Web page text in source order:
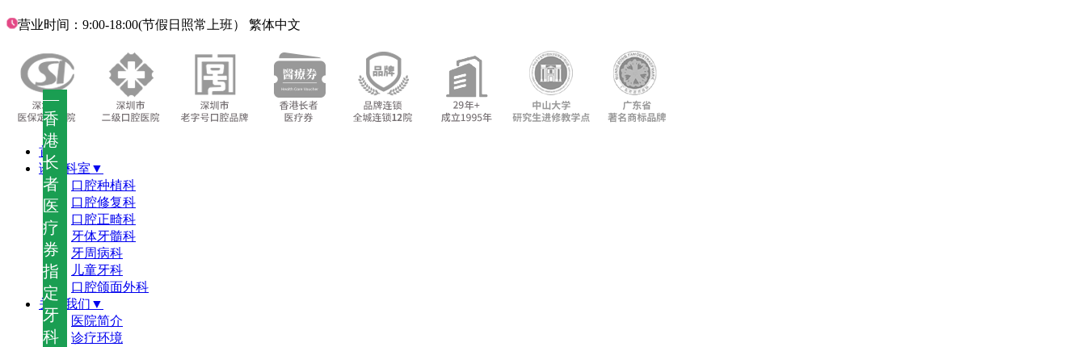
—
香
港
长
者
医
疗
券
指
定
牙
科
营业时间：9:00-18:00(节假日照常上班） 繁体中文
首页
诊疗科室▼
口腔种植科
口腔修复科
口腔正畸科
牙体牙髓科
牙周病科
儿童牙科
口腔颌面外科
关于我们▼
医院简介
诊疗环境